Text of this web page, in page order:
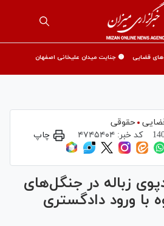
قضایی 🟡 جنایت میدان علیخانی اصفهان
حقوقی
کد خبر: ۴۷۴۵۴۰۴ چاپ
دپوی زباله در جنگل‌های
با ورود دادگستری